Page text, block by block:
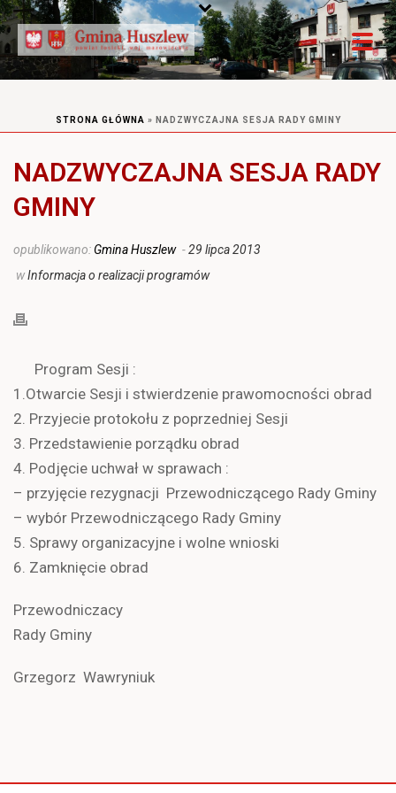
STRONA GŁÓWNA » NADZWYCZAJNA SESJA RADY GMINY
NADZWYCZAJNA SESJA RADY
GMINY
opublikowano: Gmina Huszlew -29 lipca 2013
wInformacja o realizacji programów
Program Sesji :
1.Otwarcie Sesji i stwierdzenie prawomocności obrad
2. Przyjecie protokołu z poprzedniej Sesji
3. Przedstawienie porządku obrad
4. Podjęcie uchwał w sprawach :
– przyjęcie rezygnacji Przewodniczącego Rady Gminy
– wybór Przewodniczącego Rady Gminy
5. Sprawy organizacyjne i wolne wnioski
6. Zamknięcie obrad
Przewodniczacy
Rady Gminy
Grzegorz Wawryniuk